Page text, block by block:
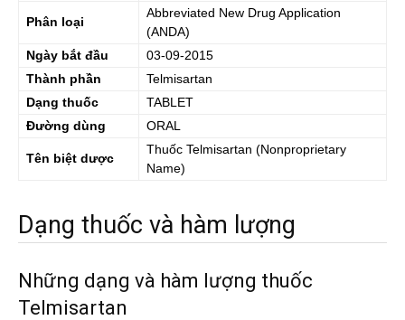
Phân loại
Abbreviated New Drug Application
(ANDA)
Ngày bắt đầu
03-09-2015
Thành phần
Telmisartan
Dạng thuốc
TABLET
Đường dùng
ORAL
Tên biệt dược
Thuốc Telmisartan (Nonproprietary
Name)
Dạng thuốc và hàm lượng
Những dạng và hàm lượng thuốc
Telmisartan